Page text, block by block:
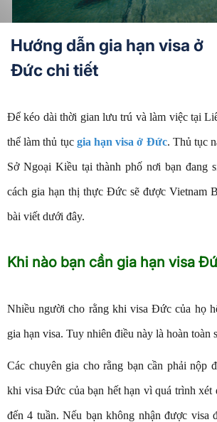
Hướng dẫn gia hạn visa ở
Đức chi tiết
Để kéo dài thời gian lưu trú và làm việc tại
thể làm thủ tục gia hạn visa ở Đức. Thủ tục
Sở Ngoại Kiều tại thành phố nơi bạn đang
cách gia hạn thị thực Đức sẽ được Vietnam
bài viết dưới đây.
Khi nào bạn cần gia hạn visa
Nhiều người cho rằng khi visa Đức của họ
gia hạn visa. Tuy nhiên điều này là hoàn toàn
Các chuyên gia cho rằng bạn cần phải nộp
khi visa Đức của bạn hết hạn vì quá trình xét
đến 4 tuần. Nếu bạn không nhận được visa